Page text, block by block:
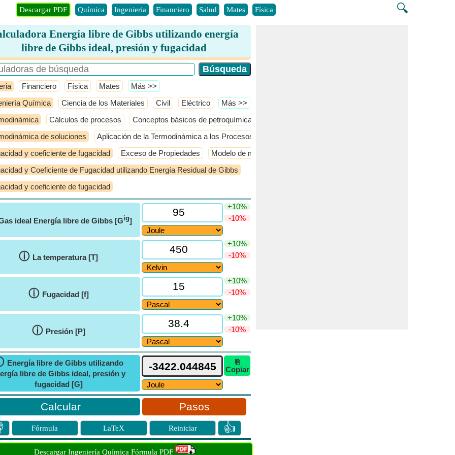
🔍
Descargar PDF Química Ingenieria Financiero Salud Mates Física
Energía libre de Gibbs utilizando energía
libre de Gibbs ideal, presión y fugacidad
Financiero Física Mates
​Más >>
Química
Ciencia de los Materiales Civil Eléctrico
​Más >>
Cálculos de procesos Conceptos básicos de petroquímica
de soluciones
Aplicación de la Termodinámica a los Procesos de Flujo
y coeficiente de fugacidad
Exceso de Propiedades Modelo de mezcla de gases ideales
y Coeficiente de Fugacidad utilizando Energía Residual de Gibbs
y coeficiente de fugacidad
ideal Energía libre de Gibbs [Gig]
+10%
-10%
ⓘ La temperatura [T]
+10%
-10%
ⓘ Fugacidad [f]
+10%
-10%
ⓘ Presión [P]
+10%
-10%
Energía libre de Gibbs utilizando
libre de Gibbs ideal, presión y
fugacidad [G]
⎘
Copiar
Pasos
Fórmula LaTeX Reiniciar 👍
Descargar Ingeniería Química Fórmula PDF